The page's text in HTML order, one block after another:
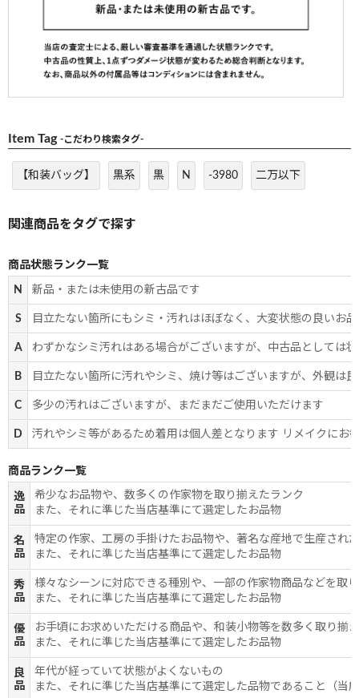
Item Tag -こだわり検索タグ-
【和装バッグ】 黒系 黒 N -3980 二万以下
商品状態ランク一覧
N 新品・または未使用の新古品です
S 目立たない箇所にもシミ・汚れはほぼなく、大変状態の良いお
A わずかなシミ汚れはある場合がございますが、中古品としては
B 目立たない箇所に汚れやシミ、焼け等はございますが、外観は
C 多少の汚れはございますが、まだまだご使用いただけます
D 汚れやシミ等があるため着用は個人差となります リメイクにお
商品ランク一覧
逸
品
希少なお品物や、数多くの作家物を取り揃えたランク
また、それに準じた当店基準にて選定したお品物
名
品
特定の作家、工房の手掛けたお品物や、著名な産地で生産され
また、それに準じた当店基準にて選定したお品物
秀
品
様々なシーンに対応できる種別や、一部の作家物商品などを取
また、それに準じた当店基準にて選定したお品物
優
品
お手頃にお求めいただける商品や、和装小物等を数多く取り揃
また、それに準じた当店基準にて選定したお品物
良
品
年代が経っていて状態がよくないもの
また、それに準じた当店基準にて選定した品物であること（当